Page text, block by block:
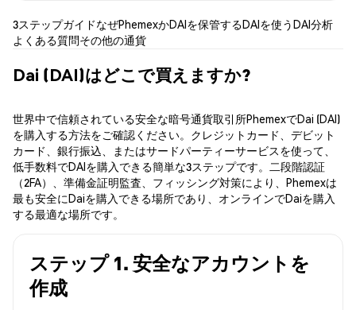
3ステップガイドなぜPhemexかDAIを保管するDAIを使うDAI分析
よくある質問その他の通貨
Dai (DAI)はどこで買えますか?
世界中で信頼されている安全な暗号通貨取引所PhemexでDai (DAI)
を購入する方法をご確認ください。クレジットカード、デビット
カード、銀行振込、またはサードパーティーサービスを使って、
低手数料でDAIを購入できる簡単な3ステップです。二段階認証
（2FA）、準備金証明監査、フィッシング対策により、Phemexは
最も安全にDaiを購入できる場所であり、オンラインでDaiを購入
する最適な場所です。
ステップ 1. 安全なアカウントを
作成